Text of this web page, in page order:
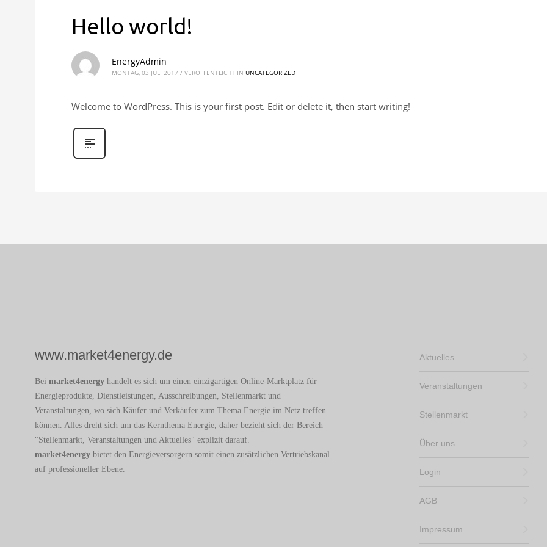
Hello world!
EnergyAdmin
MONTAG, 03 JULI 2017 / VERÖFFENTLICHT IN UNCATEGORIZED
Welcome to WordPress. This is your first post. Edit or delete it, then start writing!
www.market4energy.de
Bei market4energy handelt es sich um einen einzigartigen Online-Marktplatz für
Energieprodukte, Dienstleistungen, Ausschreibungen, Stellenmarkt und
Veranstaltungen, wo sich Käufer und Verkäufer zum Thema Energie im Netz treffen
können. Alles dreht sich um das Kernthema Energie, daher bezieht sich der Bereich
"Stellenmarkt, Veranstaltungen und Aktuelles" explizit darauf.
market4energy bietet den Energieversorgern somit einen zusätzlichen Vertriebskanal
auf professioneller Ebene.
Aktuelles
Veranstaltungen
Stellenmarkt
Über uns
Login
AGB
Impressum